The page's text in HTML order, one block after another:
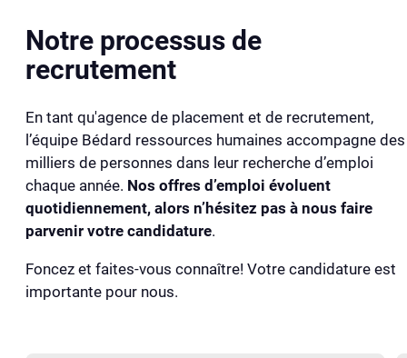
Notre processus de
recrutement
En tant qu'agence de placement et de recrutement,
l’équipe Bédard ressources humaines accompagne des
milliers de personnes dans leur recherche d’emploi
chaque année. Nos offres d’emploi évoluent
quotidiennement, alors n’hésitez pas à nous faire
parvenir votre candidature.
Foncez et faites-vous connaître! Votre candidature est
importante pour nous.